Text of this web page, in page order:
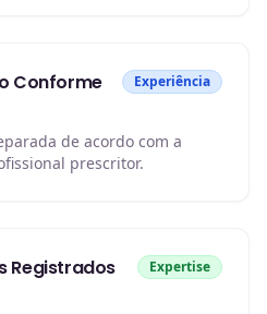
Conforme
Experiência
de acordo com a
prescritor.
Registrados
Expertise